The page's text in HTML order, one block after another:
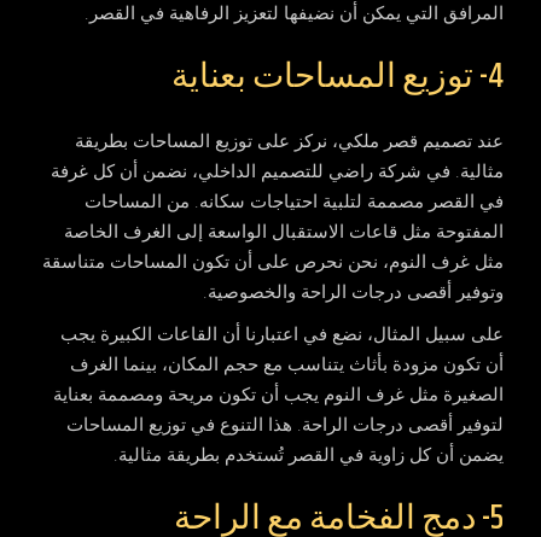
المرافق التي يمكن أن نضيفها لتعزيز الرفاهية في القصر.
4- توزيع المساحات بعناية
عند تصميم قصر ملكي، نركز على توزيع المساحات بطريقة
مثالية. في شركة راضي للتصميم الداخلي، نضمن أن كل غرفة
في القصر مصممة لتلبية احتياجات سكانه. من المساحات
المفتوحة مثل قاعات الاستقبال الواسعة إلى الغرف الخاصة
مثل غرف النوم، نحن نحرص على أن تكون المساحات متناسقة
وتوفير أقصى درجات الراحة والخصوصية.
على سبيل المثال، نضع في اعتبارنا أن القاعات الكبيرة يجب
أن تكون مزودة بأثاث يتناسب مع حجم المكان، بينما الغرف
الصغيرة مثل غرف النوم يجب أن تكون مريحة ومصممة بعناية
لتوفير أقصى درجات الراحة. هذا التنوع في توزيع المساحات
يضمن أن كل زاوية في القصر تُستخدم بطريقة مثالية.
5- دمج الفخامة مع الراحة